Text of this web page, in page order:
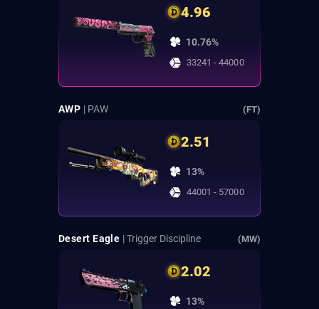
4.96
10.76%
33241 - 44000
AWP | PAW (FT)
2.51
13%
44001 - 57000
Desert Eagle | Trigger Discipline (MW)
2.02
13%